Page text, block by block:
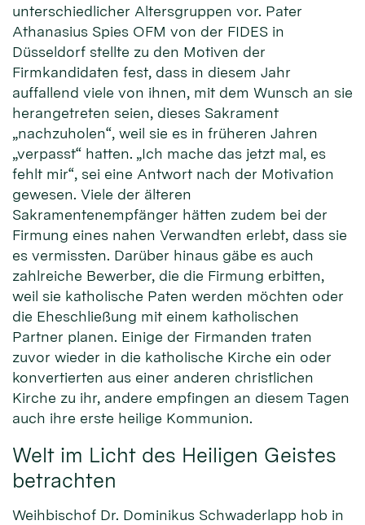
unterschiedlicher Altersgruppen vor. Pater
Athanasius Spies OFM von der FIDES in
Düsseldorf stellte zu den Motiven der
Firmkandidaten fest, dass in diesem Jahr
auffallend viele von ihnen, mit dem Wunsch an sie
herangetreten seien, dieses Sakrament
„nachzuholen“, weil sie es in früheren Jahren
„verpasst“ hatten. „Ich mache das jetzt mal, es
fehlt mir“, sei eine Antwort nach der Motivation
gewesen. Viele der älteren
Sakramentenempfänger hätten zudem bei der
Firmung eines nahen Verwandten erlebt, dass sie
es vermissten. Darüber hinaus gäbe es auch
zahlreiche Bewerber, die die Firmung erbitten,
weil sie katholische Paten werden möchten oder
die Eheschließung mit einem katholischen
Partner planen. Einige der Firmanden traten
zuvor wieder in die katholische Kirche ein oder
konvertierten aus einer anderen christlichen
Kirche zu ihr, andere empfingen an diesem Tagen
auch ihre erste heilige Kommunion.
Welt im Licht des Heiligen Geistes
betrachten
Weihbischof Dr. Dominikus Schwaderlapp hob in